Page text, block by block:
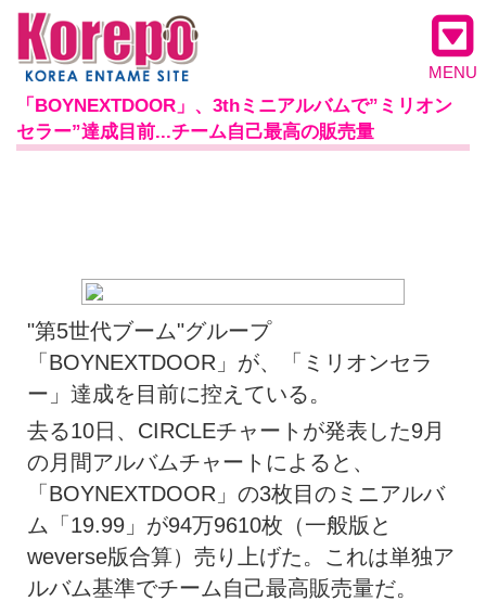
MENU
「BOYNEXTDOOR」、3thミニアルバムで”ミリオン
セラー”達成目前...チーム自己最高の販売量
"第5世代ブーム"グループ
「BOYNEXTDOOR」が、「ミリオンセラ
ー」達成を目前に控えている。
去る10日、CIRCLEチャートが発表した9月
の月間アルバムチャートによると、
「BOYNEXTDOOR」の3枚目のミニアルバ
ム「19.99」が94万9610枚（一般版と
weverse版合算）売り上げた。これは単独ア
ルバム基準でチーム自己最高販売量だ。